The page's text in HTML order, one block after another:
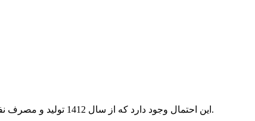
این احتمال وجود دارد که از سال 1412 تولید و مصرف نفت ایران با هم برابر شده و حتی بدون وجود تحریم‌های آمریکا نیز با افزایش مصرف و کاهش برداشت‌ها، رقم صادرات نفت ایران به صفر برسد.